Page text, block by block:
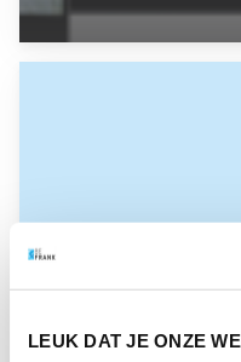
LEUK DAT JE ONZE